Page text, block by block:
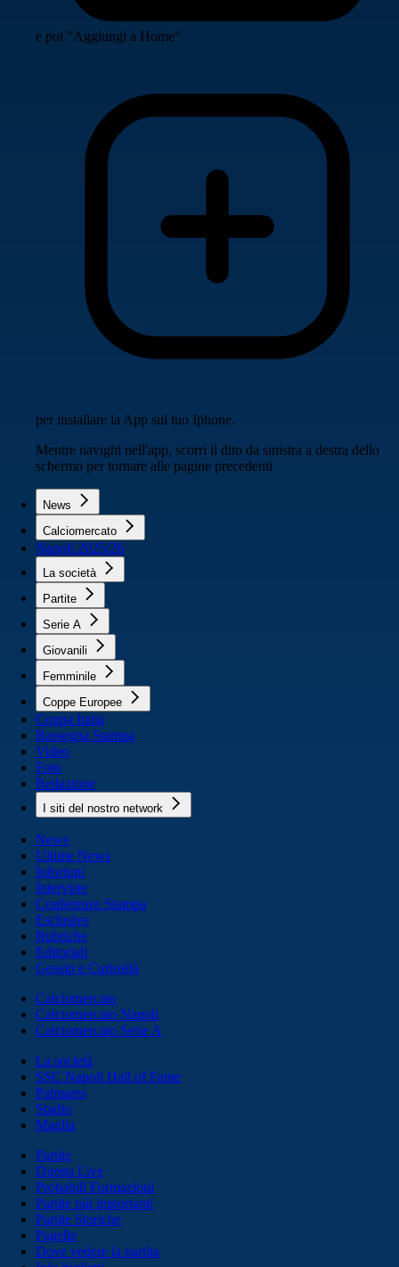
e poi "Aggiungi a Home"
per installare la App sul tuo Iphone.
Mentre navighi nell'app, scorri il dito da sinistra a destra dello
schermo per tornare alle pagine precedenti
News
Calciomercato
Napoli 2025/26
La società
Partite
Serie A
Giovanili
Femminile
Coppe Europee
Coppa Italia
Rassegna Stampa
Video
Foto
Redazione
I siti del nostro network
News
Ultime News
Infortuni
Interviste
Conferenze Stampa
Esclusive
Rubriche
Editoriali
Gossip e Curiosità
Calciomercato
Calciomercato Napoli
Calciomercato Serie A
La società
SSC Napoli Hall of Fame
Palmares
Stadio
Maglia
Partite
Diretta Live
Probabili Formazioni
Partite più importanti
Partite Storiche
Pagelle
Dove vedere la partita